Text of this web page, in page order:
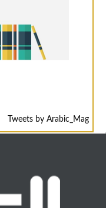
Tweets by Arabic_Mag